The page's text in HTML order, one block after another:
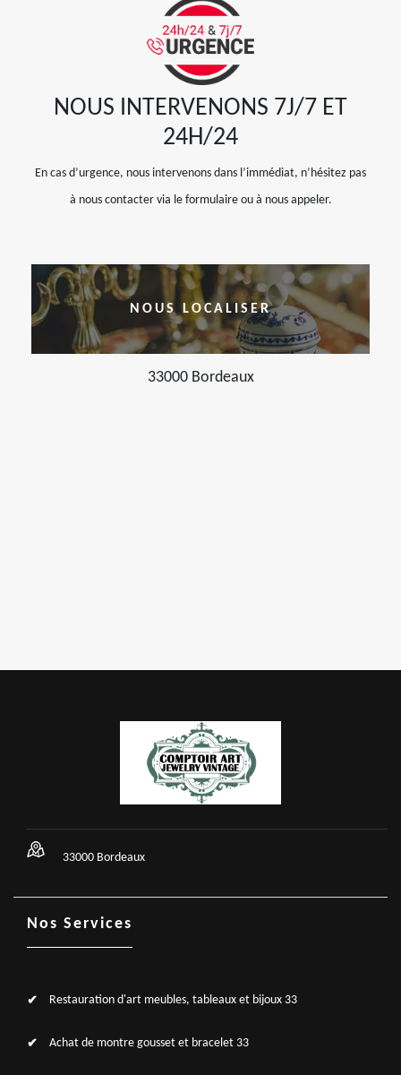
NOUS INTERVENONS 7J/7 ET
24H/24
En cas d’urgence, nous intervenons dans l’immédiat, n’hésitez pas
à nous contacter via le formulaire ou à nous appeler.
NOUS LOCALISER
33000 Bordeaux
33000 Bordeaux
Nos Services
Restauration d'art meubles, tableaux et bijoux 33
Achat de montre gousset et bracelet 33